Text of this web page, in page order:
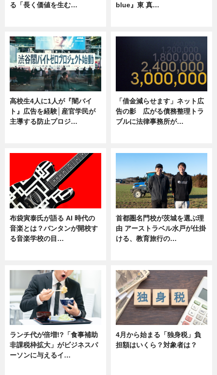
る「長く価値を生む…
blue』東 真…
高校生4人に1人が『闇バイ
ト』広告を経験│産官学民が
主導する防止プロジ…
「借金減らせます」ネット広
告の影 広がる債務整理トラ
ブルに法律事務所が…
布袋寅泰氏が語る AI 時代の
音楽とは？バンタンが開校す
る音楽学校の目…
首都圏名門校が茨城を選ぶ理
由 アーストラベル水戸が仕掛
ける、教育旅行の…
ランチ代が倍増!?「食事補助
非課税枠拡大」がビジネスパ
ーソンに与えるイ…
4月から始まる「独身税」負
担額はいくら？対象者は？